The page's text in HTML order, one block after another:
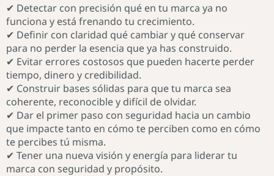
✔ Detectar con precisión qué en tu marca ya no
funciona y está frenando tu crecimiento.
✔ Definir con claridad qué cambiar y qué conservar
para no perder la esencia que ya has construido.
✔ Evitar errores costosos que pueden hacerte perder
tiempo, dinero y credibilidad.
✔ Construir bases sólidas para que tu marca sea
coherente, reconocible y difícil de olvidar.
✔ Dar el primer paso con seguridad hacia un cambio
que impacte tanto en cómo te perciben como en cómo
te percibes tú misma.
✔ Tener una nueva visión y energía para liderar tu
marca con seguridad y propósito.